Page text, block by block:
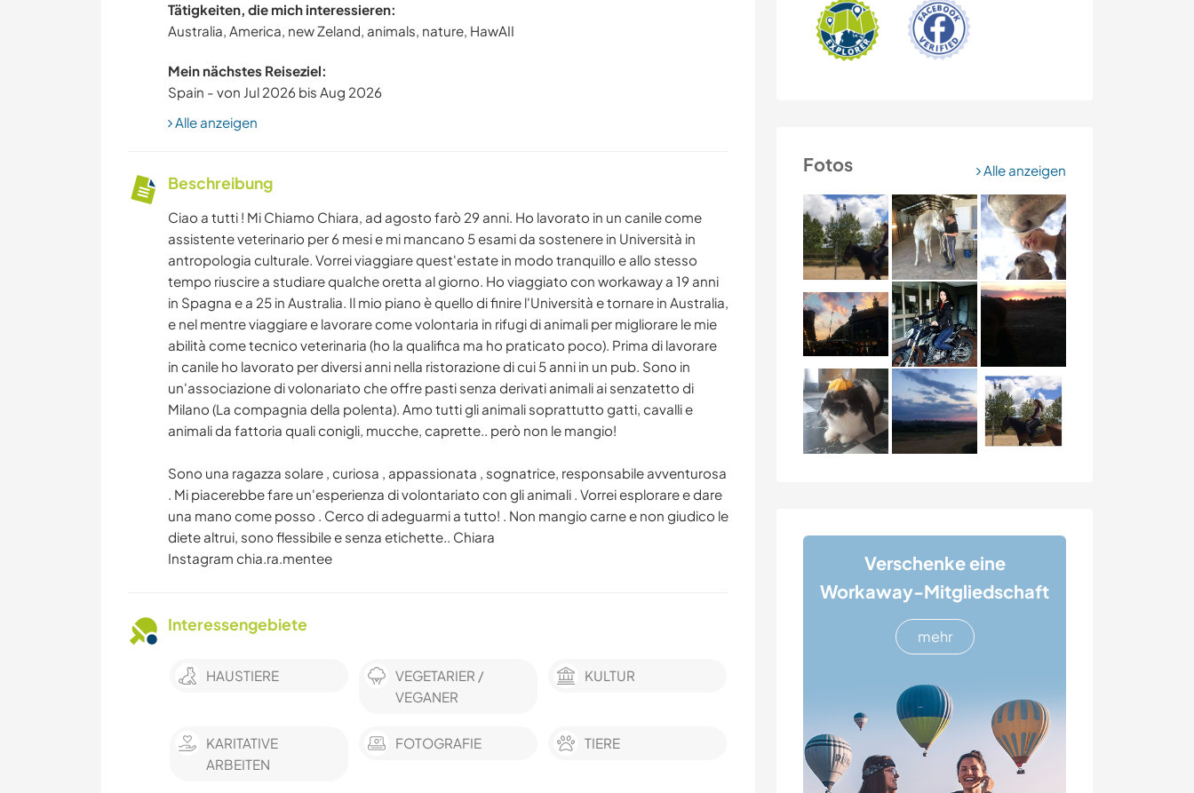
Fotos Alle anzeigen
Verschenke eine
Workaway-Mitgliedschaft
mehr
Tätigkeiten, die mich interessieren:
Australia, America, new Zeland, animals, nature, HawAII
Mein nächstes Reiseziel:
Spain - von Jul 2026 bis Aug 2026
Alle anzeigen
Beschreibung
Ciao a tutti ! Mi Chiamo Chiara, ad agosto farò 29 anni. Ho lavorato in un canile come
assistente veterinario per 6 mesi e mi mancano 5 esami da sostenere in Università in
antropologia culturale. Vorrei viaggiare quest'estate in modo tranquillo e allo stesso
tempo riuscire a studiare qualche oretta al giorno. Ho viaggiato con workaway a 19 anni
in Spagna e a 25 in Australia. Il mio piano è quello di finire l'Università e tornare in Australia,
e nel mentre viaggiare e lavorare come volontaria in rifugi di animali per migliorare le mie
abilità come tecnico veterinaria (ho la qualifica ma ho praticato poco). Prima di lavorare
in canile ho lavorato per diversi anni nella ristorazione di cui 5 anni in un pub. Sono in
un'associazione di volonariato che offre pasti senza derivati animali ai senzatetto di
Milano (La compagnia della polenta). Amo tutti gli animali soprattutto gatti, cavalli e
animali da fattoria quali conigli, mucche, caprette.. però non le mangio!
Sono una ragazza solare , curiosa , appassionata , sognatrice, responsabile avventurosa
. Mi piacerebbe fare un'esperienza di volontariato con gli animali . Vorrei esplorare e dare
una mano come posso . Cerco di adeguarmi a tutto! . Non mangio carne e non giudico le
diete altrui, sono flessibile e senza etichette.. Chiara
Instagram chia.ra.mentee
Interessengebiete
HAUSTIERE
VEGETARIER /
VEGANER
KULTUR
KARITATIVE
ARBEITEN
FOTOGRAFIE TIERE